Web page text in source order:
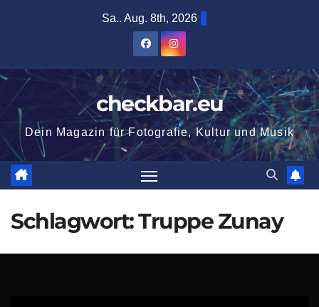
Sa.. Aug. 8th, 2026
checkbar.eu
Dein Magazin für Fotografie, Kultur und Musik
Schlagwort:Truppe Zunay